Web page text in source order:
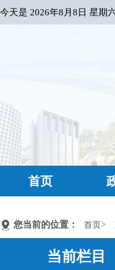
今天是 2026年8月8日 星期
首页
您当前的位置： 首页>
当前栏目